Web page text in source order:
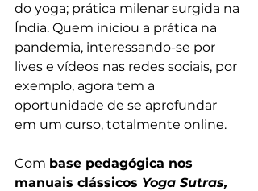
do yoga; prática milenar surgida na
Índia. Quem iniciou a prática na
pandemia, interessando-se por
lives e vídeos nas redes sociais, por
exemplo, agora tem a
oportunidade de se aprofundar
em um curso, totalmente online.
Com base pedagógica nos
manuais clássicos Yoga Sutras,